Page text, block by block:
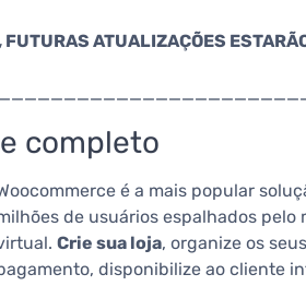
ATUALIZAÇÕES
completo
é a mais popular
de usuários espalhados
Crie sua loja, organize os
disponibilize ao cliente